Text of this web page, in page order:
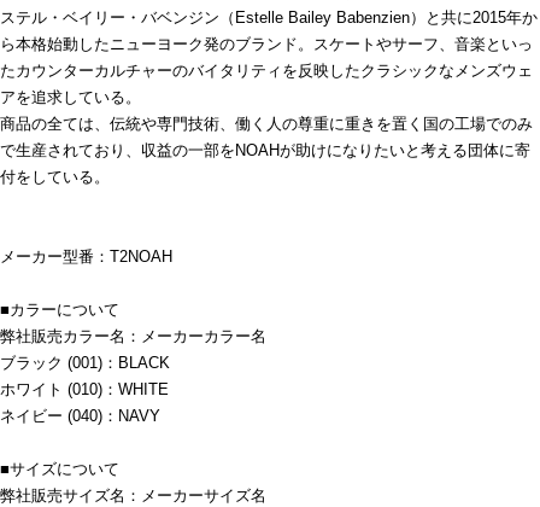
ステル・ベイリー・バベンジン（Estelle Bailey Babenzien）と共に2015年か
ら本格始動したニューヨーク発のブランド。スケートやサーフ、音楽といっ
たカウンターカルチャーのバイタリティを反映したクラシックなメンズウェ
アを追求している。
商品の全ては、伝統や専門技術、働く人の尊重に重きを置く国の工場でのみ
で生産されており、収益の一部をNOAHが助けになりたいと考える団体に寄
付をしている。
メーカー型番：T2NOAH
■カラーについて
弊社販売カラー名：メーカーカラー名
ブラック (001)：BLACK
ホワイト (010)：WHITE
ネイビー (040)：NAVY
■サイズについて
弊社販売サイズ名：メーカーサイズ名